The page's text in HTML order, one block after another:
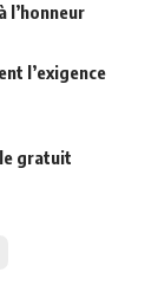
l’honneur
l’exigence
gratuit